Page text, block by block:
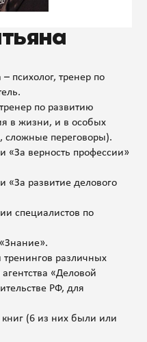
психолог, тренер по
по развитию
в жизни, и в особых
сложные переговоры).
«За верность профессии»
«За развитие делового
специалистов по
различных
«Деловой
РФ, для
(6 из них были или